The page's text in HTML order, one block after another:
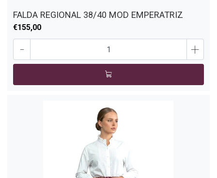
FALDA REGIONAL 38/40 MOD EMPERATRIZ
€155,00
- +